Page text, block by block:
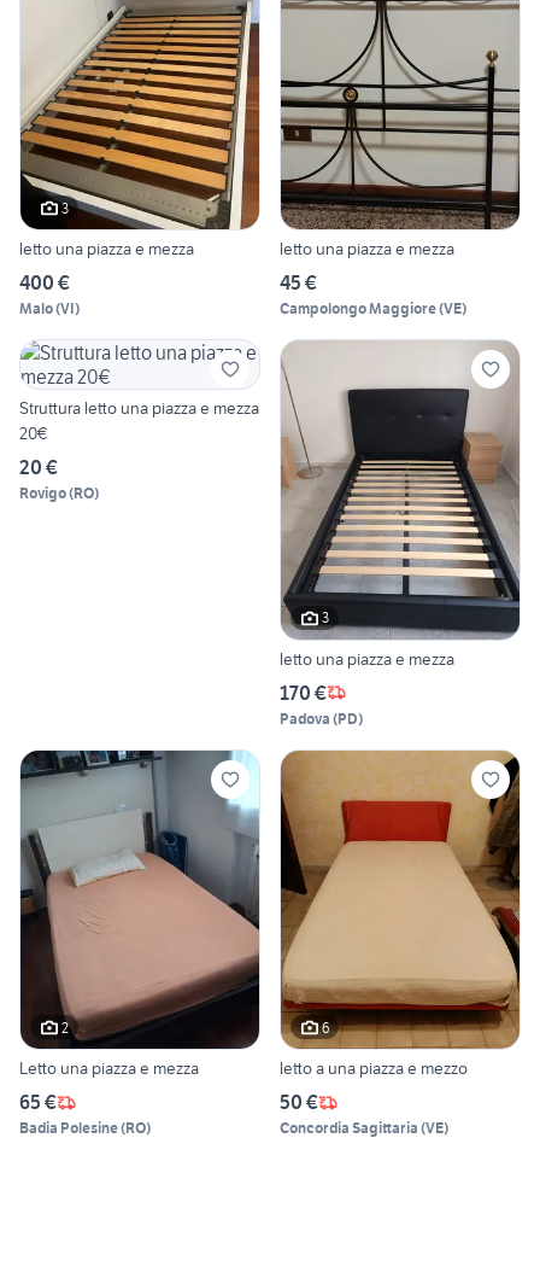
3
letto una piazza e mezza
400 €
Malo(VI)
letto una piazza e mezza
45 €
Campolongo Maggiore(VE)
Struttura letto una piazza e mezza
20€
20 €
Rovigo(RO)
3
letto una piazza e mezza
170 €
Padova (PD)
2
Letto una piazza e mezza
65 €
Badia Polesine(RO)
6
letto a una piazza e mezzo
50 €
Concordia Sagittaria (VE)